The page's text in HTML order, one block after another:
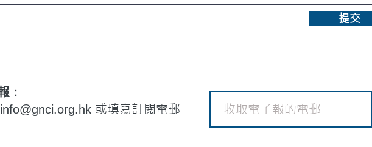
提交
：
info@gnci.org.hk 或填寫訂閱電郵